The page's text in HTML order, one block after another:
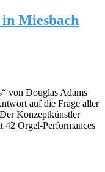
Miesbach
von Douglas Adams
auf die Frage aller
Konzeptkünstler
42 Orgel-Performances